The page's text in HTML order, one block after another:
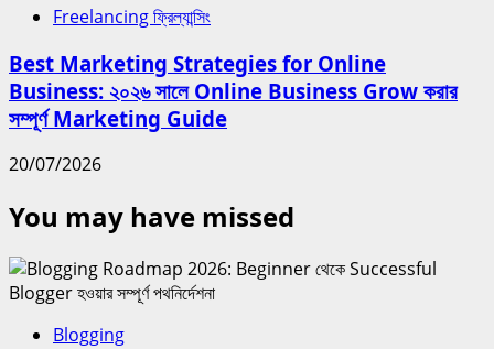
Freelancing ফ্রিল্যান্সিং
Best Marketing Strategies for Online
Business: ২০২৬ সালে Online Business Grow করার
সম্পূর্ণ Marketing Guide
20/07/2026
You may have missed
Blogging